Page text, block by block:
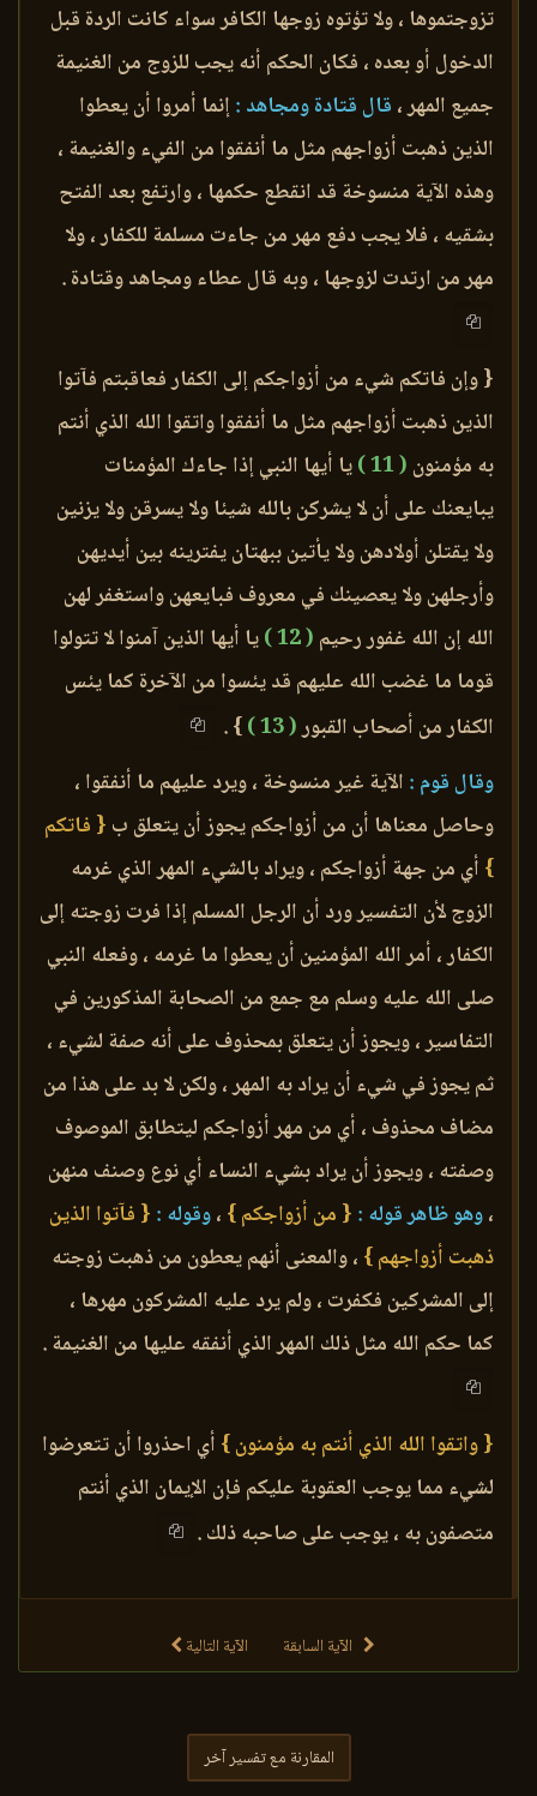
تزوجتموها ، ولا تؤتوه زوجها الكافر سواء كانت الردة قبل
الدخول أو بعده ، فكان الحكم أنه يجب للزوج من الغنيمة
جميع المهر ، قال قتادة ومجاهد :إنما أمروا أن يعطوا
الذين ذهبت أزواجهم مثل ما أنفقوا من الفيء والغنيمة ،
وهذه الآية منسوخة قد انقطع حكمها ، وارتفع بعد الفتح
بشقيه ، فلا يجب دفع مهر من جاءت مسلمة للكفار ، ولا
مهر من ارتدت لزوجها ، وبه قال عطاء ومجاهد وقتادة .
{ وإن فاتكم شيء من أزواجكم إلى الكفار فعاقبتم فآتوا
الذين ذهبت أزواجهم مثل ما أنفقوا واتقوا الله الذي أنتم
به مؤمنون ( 11 )
يا أيها النبي إذا جاءك المؤمنات
يبايعنك على أن لا يشركن بالله شيئا ولا يسرقن ولا يزنين
ولا يقتلن أولادهن ولا يأتين ببهتان يفترينه بين أيديهن
وأرجلهن ولا يعصينك في معروف فبايعهن واستغفر لهن
الله إن الله غفور رحيم ( 12 )
يا أيها الذين آمنوا لا تتولوا
قوما ما غضب الله عليهم قد يئسوا من الآخرة كما يئس
الكفار من أصحاب القبور( 13 )
} .
وقال قوم : الآية غير منسوخة ، ويرد عليهم ما أنفقوا ،
وحاصل معناها أن من أزواجكم يجوز أن يتعلق ب { فاتكم
} أي من جهة أزواجكم ، ويراد بالشيء المهر الذي غرمه
الزوج لأن التفسير ورد أن الرجل المسلم إذا فرت زوجته إلى
الكفار ، أمر الله المؤمنين أن يعطوا ما غرمه ، وفعله النبي
صلى الله عليه وسلم مع جمع من الصحابة المذكورين في
التفاسير ، ويجوز أن يتعلق بمحذوف على أنه صفة لشيء ،
ثم يجوز في شيء أن يراد به المهر ، ولكن لا بد على هذا من
مضاف محذوف ، أي من مهر أزواجكم ليتطابق الموصوف
وصفته ، ويجوز أن يراد بشيء النساء أي نوع وصنف منهن
،وهو ظاهر قوله : { من أزواجكم } ،وقوله : { فآتوا الذين
ذهبت أزواجهم } ، والمعنى أنهم يعطون من ذهبت زوجته
إلى المشركين فكفرت ، ولم يرد عليه المشركون مهرها ،
كما حكم الله مثل ذلك المهر الذي أنفقه عليها من الغنيمة .
{ واتقوا الله الذي أنتم به مؤمنون } أي احذروا أن تتعرضوا
لشيء مما يوجب العقوبة عليكم فإن الإيمان الذي أنتم
متصفون به ، يوجب على صاحبه ذلك .
الآية السابقة الآية التالية
المقارنة مع تفسير آخر